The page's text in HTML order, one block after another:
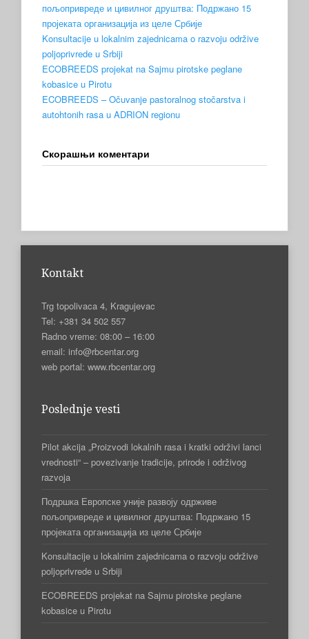
пољопривреде и цивилног друштва: Подржано 15
пројеката организација из целе Србије
Konsultacije u lokalnim zajednicama o razvoju održive
poljoprivrede u Srbiji
ECOBREEDS projekat na Sajmu pirotske peglane
kobasice u Pirotu
ECOBREEDS – Očuvanje pastoralnog stočarstva i
autohtonih rasa u ADRION regionu
Скорашњи коментари
Kontakt
Trg topolivaca 4, Kragujevac
Tel: +381 34 502 557
Radno vreme: 08:00 – 16:00
email: info@rbcentar.org
web portal: www.rbcentar.org
Poslednje vesti
Pilot akcija „Proizvodi lokalnih rasa i kratki održivi lanci
vrednosti“ – povezivanje tradicije, prirode i održivog
razvoja
Подршка Европске уније развоју одрживе
пољопривреде и цивилног друштва: Подржано 15
пројеката организација из целе Србије
Konsultacije u lokalnim zajednicama o razvoju održive
poljoprivrede u Srbiji
ECOBREEDS projekat na Sajmu pirotske peglane
kobasice u Pirotu